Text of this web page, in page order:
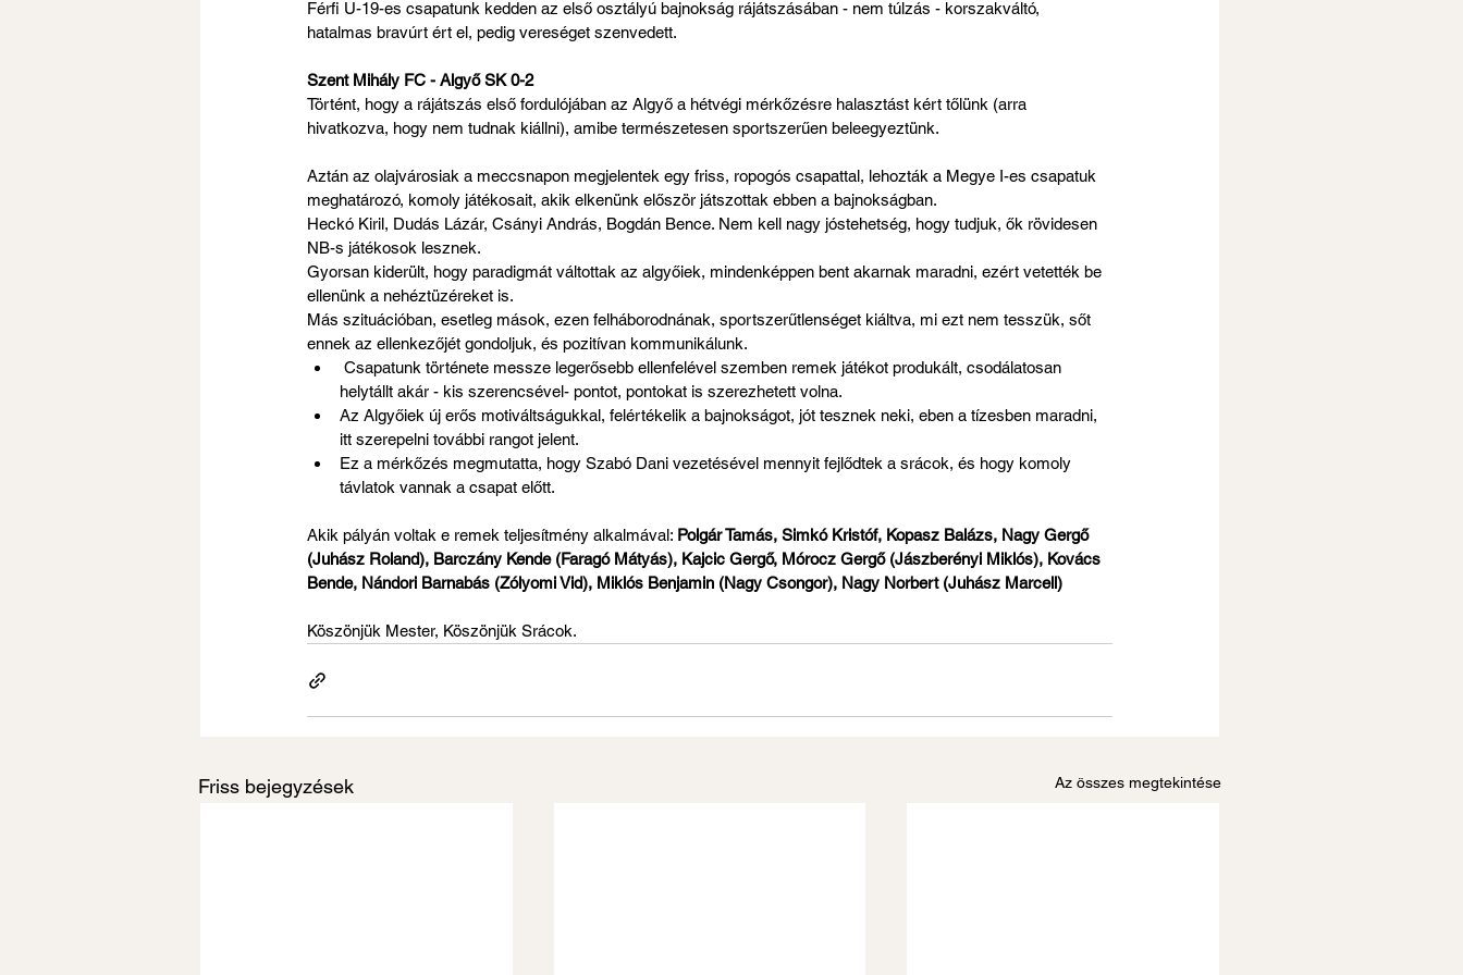
Férfi U-19-es csapatunk kedden az első osztályú bajnokság rájátszásában - nem túlzás - korszakváltó,
hatalmas bravúrt ért el, pedig vereséget szenvedett.
Szent Mihály FC - Algyő SK 0-2
Történt, hogy a rájátszás első fordulójában az Algyő a hétvégi mérkőzésre halasztást kért tőlünk (arra
hivatkozva, hogy nem tudnak kiállni), amibe természetesen sportszerűen beleegyeztünk.
Aztán az olajvárosiak a meccsnapon megjelentek egy friss, ropogós csapattal, lehozták a Megye I-es csapatuk
meghatározó, komoly játékosait, akik elkenünk először játszottak ebben a bajnokságban.
Heckó Kiril, Dudás Lázár, Csányi András, Bogdán Bence. Nem kell nagy jóstehetség, hogy tudjuk, ők rövidesen
NB-s játékosok lesznek.
Gyorsan kiderült, hogy paradigmát váltottak az algyőiek, mindenképpen bent akarnak maradni, ezért vetették be
ellenünk a nehéztüzéreket is.
Más szituációban, esetleg mások, ezen felháborodnának, sportszerűtlenséget kiáltva, mi ezt nem tesszük, sőt
ennek az ellenkezőjét gondoljuk, és pozitívan kommunikálunk.
helytállt akár - kis szerencsével- pontot, pontokat is szerezhetett volna.
Az Algyőiek új erős motiváltságukkal, felértékelik a bajnokságot, jót tesznek neki, eben a tízesben maradni,
itt szerepelni további rangot jelent.
Ez a mérkőzés megmutatta, hogy Szabó Dani vezetésével mennyit fejlődtek a srácok, és hogy komoly
távlatok vannak a csapat előtt.
Akik pályán voltak e remek teljesítmény alkalmával: Polgár Tamás, Simkó Kristóf, Kopasz Balázs, Nagy Gergő
(Juhász Roland), Barczány Kende (Faragó Mátyás), Kajcic Gergő, Mórocz Gergő (Jászberényi Miklós), Kovács
Bende, Nándori Barnabás (Zólyomi Vid), Miklós Benjamin (Nagy Csongor), Nagy Norbert (Juhász Marcell)
Köszönjük Mester, Köszönjük Srácok.
Friss bejegyzések Az összes megtekintése